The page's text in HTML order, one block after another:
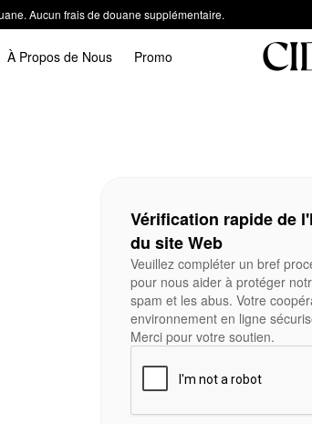
Aucun frais de douane supplémentaire.
À Propos de Nous Promo
Vérification rapide de
du site Web
Veuillez compléter un bref
pour nous aider à protéger
spam et les abus. Votre
environnement en ligne
Merci pour votre soutien.